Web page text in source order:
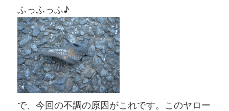
ふっふっふ♪
で、今回の不調の原因がこれです。このヤロー